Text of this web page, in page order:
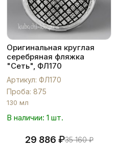
Оригинальная круглая
серебряная фляжка
"Сеть", ФЛ170
Артикул: ФЛ170
Проба: 875
130 мл
В наличии: 1 шт.
29 886 ₽35 160₽